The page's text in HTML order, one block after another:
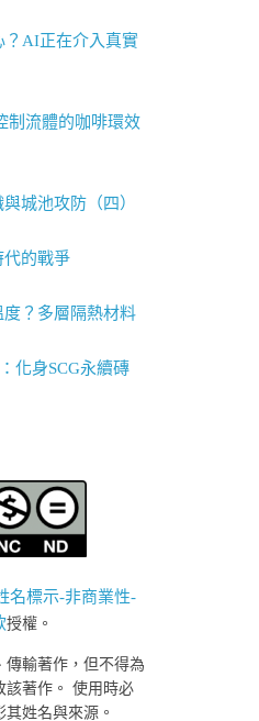
？AI正在介入真實
制流體的咖啡環效
城池攻防（四）
代的戰爭
？多層隔熱材料
化身SCG永續磚
名標示-非商業性-
授權。
傳輸著作，但不得為
該著作。 使用時必
姓名與來源。